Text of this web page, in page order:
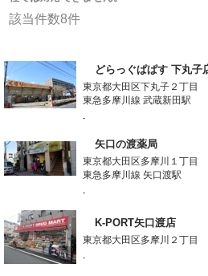
該当件数8件
どらっぐぱぱす 下丸子
東京都大田区下丸子２丁目
東急多摩川線 武蔵新田駅
-
矢口の渡薬局
東京都大田区多摩川１丁目
東急多摩川線 矢口渡駅
-
K-PORT矢口渡店
東京都大田区多摩川２丁目
-